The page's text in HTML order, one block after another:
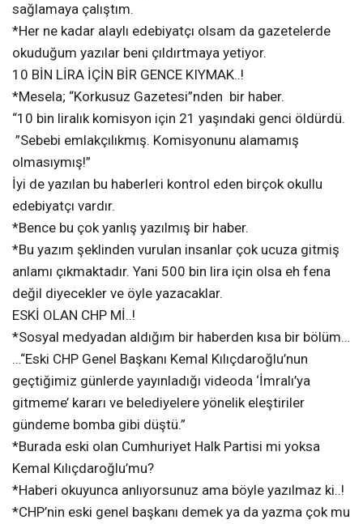
sağlamaya çalıştım.
*Her ne kadar alaylı edebiyatçı olsam da gazetelerde
okuduğum yazılar beni çıldırtmaya yetiyor.
10 BİN LİRA İÇİN BİR GENCE KIYMAK..!
*Mesela; “Korkusuz Gazetesi”nden bir haber.
“10 bin liralık komisyon için 21 yaşındaki genci öldürdü.
”Sebebi emlakçılıkmış. Komisyonunu alamamış
olmasıymış!”
İyi de yazılan bu haberleri kontrol eden birçok okullu
edebiyatçı vardır.
*Bence bu çok yanlış yazılmış bir haber.
*Bu yazım şeklinden vurulan insanlar çok ucuza gitmiş
anlamı çıkmaktadır. Yani 500 bin lira için olsa eh fena
değil diyecekler ve öyle yazacaklar.
ESKİ OLAN CHP Mİ..!
*Sosyal medyadan aldığım bir haberden kısa bir bölüm…
…“Eski CHP Genel Başkanı Kemal Kılıçdaroğlu’nun
geçtiğimiz günlerde yayınladığı videoda ‘İmralı’ya
gitmeme’ kararı ve belediyelere yönelik eleştiriler
gündeme bomba gibi düştü.”
*Burada eski olan Cumhuriyet Halk Partisi mi yoksa
Kemal Kılıçdaroğlu’mu?
*Haberi okuyunca anlıyorsunuz ama böyle yazılmaz ki..!
*CHP’nin eski genel başkanı demek ya da yazma çok mu